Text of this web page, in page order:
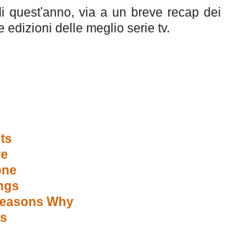
quest'anno, via a un breve recap dei
edizioni delle meglio serie tv.
Why